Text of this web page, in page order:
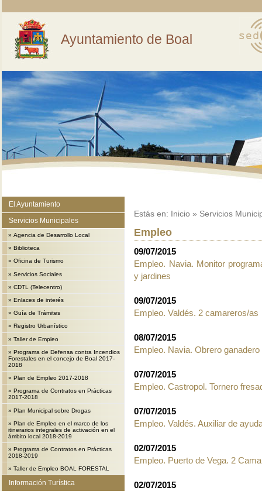
Ayuntamiento de Boal
El Ayuntamiento
Servicios Municipales
» Agencia de Desarrollo Local
» Biblioteca
» Oficina de Turismo
» Servicios Sociales
» CDTL (Telecentro)
» Enlaces de interés
» Guía de Trámites
» Registro Urbanístico
» Taller de Empleo
» Programa de Defensa contra Incendios
Forestales en el concejo de Boal 2017-
2018
» Plan de Empleo 2017-2018
» Programa de Contratos en Prácticas
2017-2018
» Plan Municipal sobre Drogas
» Plan de Empleo en el marco de los
itinerarios integrales de activación en el
ámbito local 2018-2019
» Programa de Contratos en Prácticas
2018-2019
» Taller de Empleo BOAL FORESTAL
Información Turística
Estás en: Inicio » Servicios
Empleo
09/07/2015
Empleo. Navia. Monitor
y jardines
09/07/2015
Empleo. Valdés. 2 camareros/as
08/07/2015
Empleo. Navia. Obrero ganadero
07/07/2015
Empleo. Castropol. Tornero
07/07/2015
Empleo. Valdés. Auxiliar de
02/07/2015
Empleo. Puerto de Vega. 2
02/07/2015